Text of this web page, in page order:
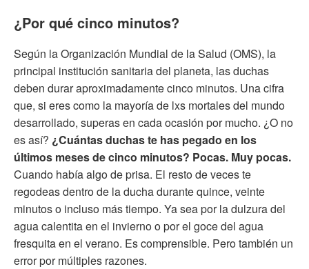
¿Por qué cinco minutos?
Según la Organización Mundial de la Salud (OMS), la
principal institución sanitaria del planeta, las duchas
deben durar aproximadamente cinco minutos. Una cifra
que, si eres como la mayoría de lxs mortales del mundo
desarrollado, superas en cada ocasión por mucho. ¿O no
es así? ¿Cuántas duchas te has pegado en los
últimos meses de cinco minutos? Pocas. Muy pocas.
Cuando había algo de prisa. El resto de veces te
regodeas dentro de la ducha durante quince, veinte
minutos o incluso más tiempo. Ya sea por la dulzura del
agua calentita en el invierno o por el goce del agua
fresquita en el verano. Es comprensible. Pero también un
error por múltiples razones.